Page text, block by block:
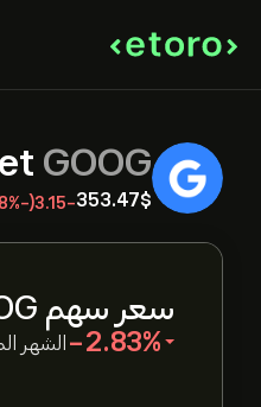
GOOG
353.47‎$‎
-3.15
(-0.88%)
سعر سهم GOOG - رسم بياني مباشر
‎-2.83‎ الشهر